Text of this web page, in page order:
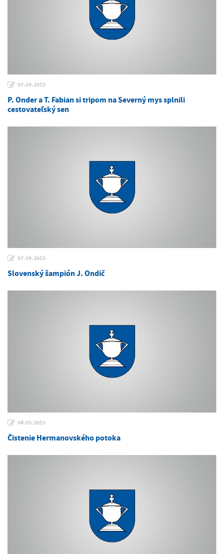
07.09.2015
P. Onder a T. Fabian si tripom na Severný mys splnili
cestovateľský sen
07.09.2015
Slovenský šampión J. Ondič
04.05.2015
Čistenie Hermanovského potoka